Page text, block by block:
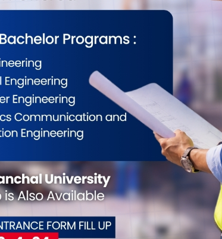
सामुदायिक
बालबालिकाको
शल्यक्रिया सेवा
कोशीका उत्कृष्ट फोटोग्राफर
नगदसहित सम्मानित